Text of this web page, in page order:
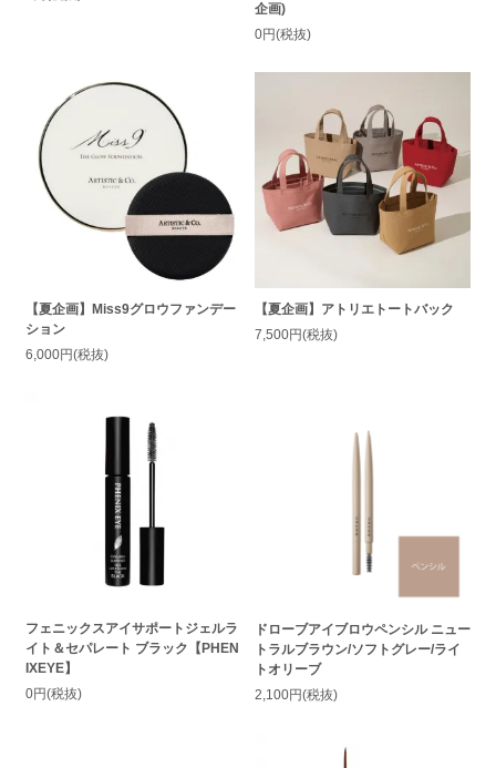
企画)
0円(税抜)
【夏企画】Miss9グロウファンデー
ション
6,000円(税抜)
【夏企画】アトリエトートバック
7,500円(税抜)
フェニックスアイサポートジェルラ
イト＆セパレート ブラック【PHEN
IXEYE】
0円(税抜)
ドローブアイブロウペンシル ニュー
トラルブラウン/ソフトグレー/ライ
トオリーブ
2,100円(税抜)